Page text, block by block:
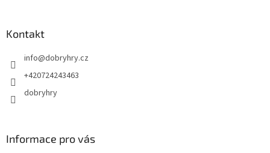
Kontakt
info@dobryhry.cz
+420724243463
dobryhry
Informace pro vás